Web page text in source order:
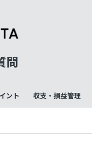
問
ント 収支・損益管理